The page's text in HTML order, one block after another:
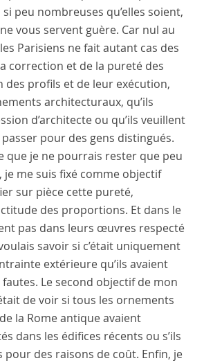
peu nombreuses qu’elles soient,
vous servent guère. Car nul au
Parisiens ne fait autant cas des
correction et de la pureté des
des profils et de leur exécution,
architecturaux, qu’ils
d’architecte ou qu’ils veuillent
pour des gens distingués.
que je ne pourrais rester que peu
, je me suis fixé comme objectif
sur pièce cette pureté,
des proportions. Et dans le
pas dans leurs œuvres respecté
savoir si c’était uniquement
extérieure qu’ils avaient
Le second objectif de mon
de voir si tous les ornements
la Rome antique avaient
dans les édifices récents ou s’ils
pour des raisons de coût. Enfin, je